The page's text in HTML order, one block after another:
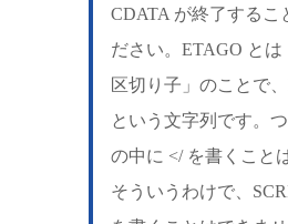
CDATA が終了するこ
ださい。ETAGO と
区切り子」のことで
という文字列です。
の中に </ を書くこと
そういうわけで、